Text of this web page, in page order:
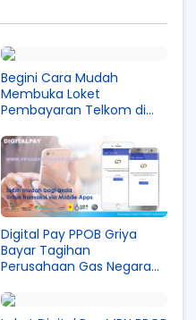
Begini Cara Mudah
Membuka Loket
Pembayaran Telkom di
Digital Pay PPOB Griya
Bayar Tagihan
Perusahaan Gas Negara